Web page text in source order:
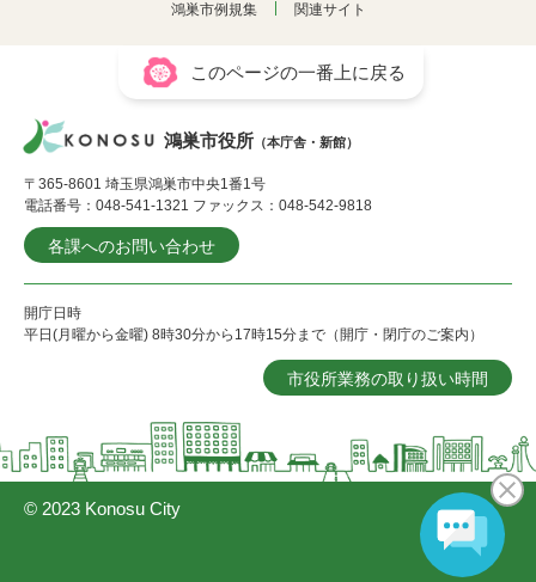
鴻巣市例規集 関連サイト
このページの一番上に戻る
鴻巣市役所 （本庁舎・新館）
〒365-8601 埼玉県鴻巣市中央1番1号
電話番号：048-541-1321 ファックス：048-542-9818
各課へのお問い合わせ
開庁日時
平日(月曜から金曜) 8時30分から17時15分まで（開庁・閉庁のご案内）
市役所業務の取り扱い時間
© 2023 Konosu City